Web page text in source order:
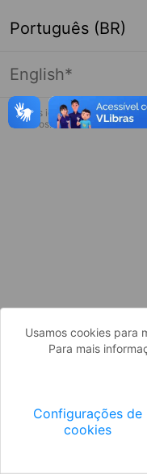
Desculpe,
Português (BR)
English*
* Esses idiomas serão
terceiros.
Usamos cookies para
Para mais
Configurações de
cookies